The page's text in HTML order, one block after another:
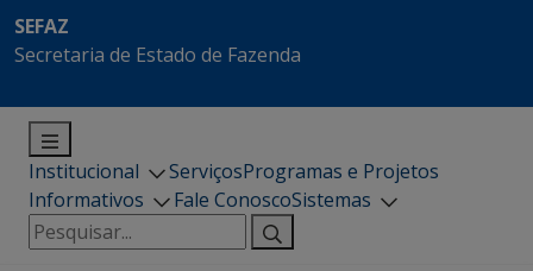
SEFAZ
Secretaria de Estado de Fazenda
Institucional ServiçosProgramas e Projetos
Informativos
Fale ConoscoSistemas
Pesquisar
por: